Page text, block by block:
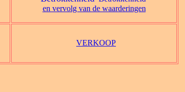
en vervolg van de waarderingen
VERKOOP